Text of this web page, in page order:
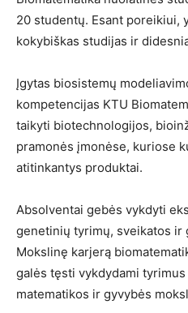
20 studentų. Esant poreikiui,
kokybiškas studijas ir
Įgytas biosistemų
kompetencijas KTU
taikyti biotechnologijos,
pramonės įmonėse, kuriose
atitinkantys produktai.
Absolventai gebės vykdyti
genetinių tyrimų, sveikatos ir
Mokslinę karjerą
galės tęsti vykdydami
matematikos ir gyvybės